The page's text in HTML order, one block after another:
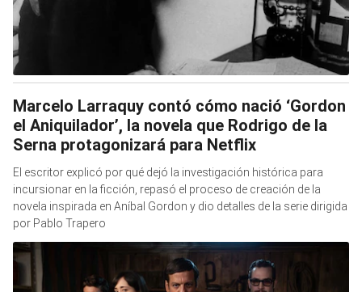
Marcelo Larraquy contó cómo nació ‘Gordon
el Aniquilador’, la novela que Rodrigo de la
Serna protagonizará para Netflix
El escritor explicó por qué dejó la investigación histórica para
incursionar en la ficción, repasó el proceso de creación de la
novela inspirada en Aníbal Gordon y dio detalles de la serie dirigida
por Pablo Trapero